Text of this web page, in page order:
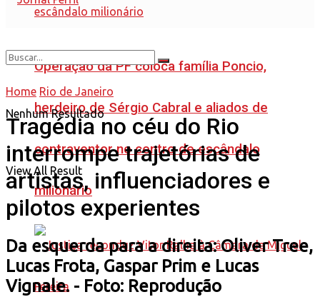
Operação da PF coloca família Poncio,
herdeiro de Sérgio Cabral e aliados de
contraventor no centro de escândalo
milionário
Nenhum Resultado
View All Result
Home Rio de Janeiro
Tragédia no céu do Rio
interrompe trajetórias de
artistas, influenciadores e
pilotos experientes
Da esquerda para a direita: Oliver Tree,
Lucas Frota, Gaspar Prim e Lucas
Vignale. - Foto: Reprodução